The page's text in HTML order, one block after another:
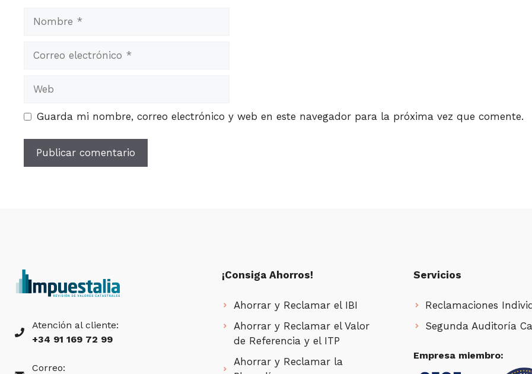
electrónico
Guarda mi nombre, correo electrónico y web en este navegador para la próxima vez que comente.
Atención al cliente:
+34 91 169 72 99
Correo:
¡Consiga Ahorros!
Ahorrar y Reclamar el IBI
Ahorrar y Reclamar el Valor
de Referencia y el ITP
Ahorrar y Reclamar la
Servicios
Reclamaciones
Segunda Auditoría
Empresa miembro: